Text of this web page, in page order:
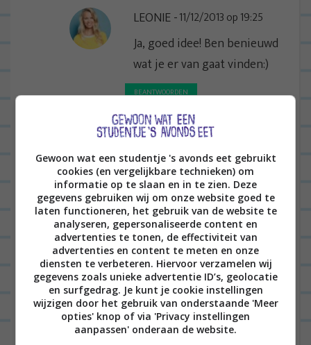
LEONIE 11/12/2013 op 19:25
Ja, goed idee! Ben benieuwd
wat je er van gaat vinden:)
BEANTWOORDEN
ANONIEM 11/12/2013 op 11:08
Beetje flauw broodje terwijl de rest
zo lekker en luxe is?
BEANTWOORDEN
LEONIE 11/12/2013 op 19:25
haha ja, precies de
conclusie na dit maaltje:P
Misschien beter met een
knapperige maisbol o.i.d.!
Gewoon wat een studentje 's avonds eet gebruikt
cookies (en vergelijkbare technieken) om
informatie op te slaan en in te zien. Deze
gegevens gebruiken wij om onze website goed te
laten functioneren, het gebruik van de website te
analyseren, gepersonaliseerde content en
advertenties te tonen, de effectiviteit van
advertenties en content te meten en onze
diensten te verbeteren. Hiervoor verzamelen wij
gegevens zoals unieke advertentie ID’s, geolocatie
en surfgedrag. Je kunt je cookie instellingen
wijzigen door het gebruik van onderstaande 'Meer
opties' knop of via 'Privacy instellingen
aanpassen' onderaan de website.